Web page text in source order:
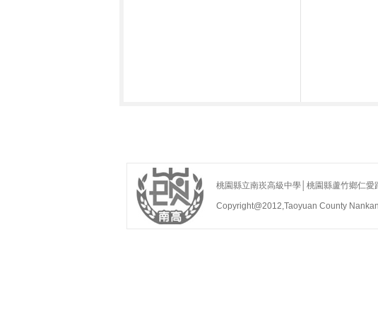
桃園縣立南崁高級中學│桃園縣蘆竹鄉仁
Copyright@2012,Taoyuan County